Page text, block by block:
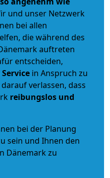
und unser Netzwerk
bei allen
die während des
auftreten
entscheiden,
in Anspruch zu
verlassen, dass
reibungslos und
bei der Planung
sein und Ihnen den
Dänemark zu